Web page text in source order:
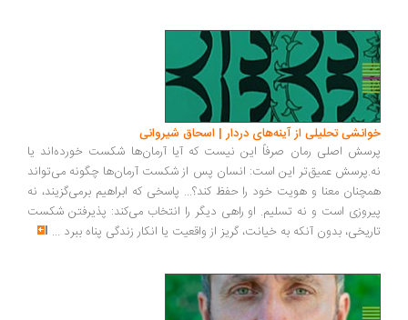
تحلیلی از آینه‌های دردار | اسحاق شیروانی
اصلی رمان صرفاً این نیست که آیا آرمان‌ها شکست خورده‌اند یا
عمیق‌تر این است: انسان پس از شکست آرمان‌ها چگونه می‌تواند
معنا و هویت خود را حفظ کند؟... پاسخی که ابراهیم برمی‌گزیند، نه
است و نه تسلیم. او راهی دیگر را انتخاب می‌کند: پذیرفتن شکست
بدون آنکه به خیانت، گریز از واقعیت یا انکار زندگی پناه ببرد...